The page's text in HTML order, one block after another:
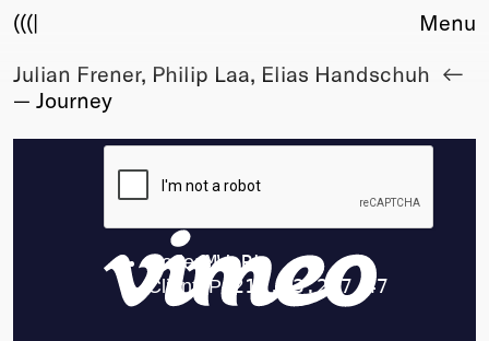
(((|
About
Club
Sponsors
Menu
Julian Frener, Philip Laa, Elias Handschuh
— Journey